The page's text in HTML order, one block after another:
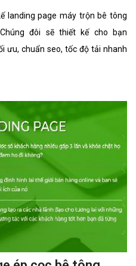
landing page máy trộn bê tông
đôi sẽ thiết kế cho bạn
ưu, chuẩn seo, tốc độ tải nhanh